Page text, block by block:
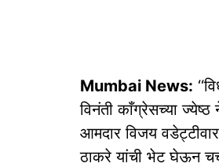
Mumbai News:
विनंती काँग्रेसच्या ज्येष्ठ
आमदार विजय
ठाकरे यांची भेट घेऊन